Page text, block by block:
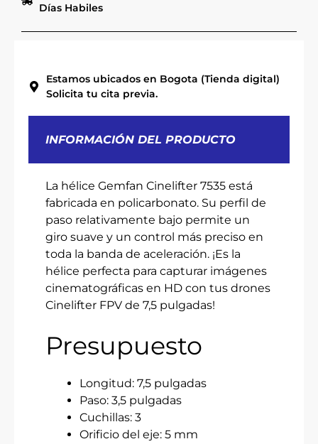
Días Habiles
Estamos ubicados en Bogota (Tienda digital)
Solicita tu cita previa.
INFORMACIÓN DEL PRODUCTO
La hélice Gemfan Cinelifter 7535 está
fabricada en policarbonato. Su perfil de
paso relativamente bajo permite un
giro suave y un control más preciso en
toda la banda de aceleración. ¡Es la
hélice perfecta para capturar imágenes
cinematográficas en HD con tus drones
Cinelifter FPV de 7,5 pulgadas!
Presupuesto
Longitud: 7,5 pulgadas
Paso: 3,5 pulgadas
Cuchillas: 3
Orificio del eje: 5 mm